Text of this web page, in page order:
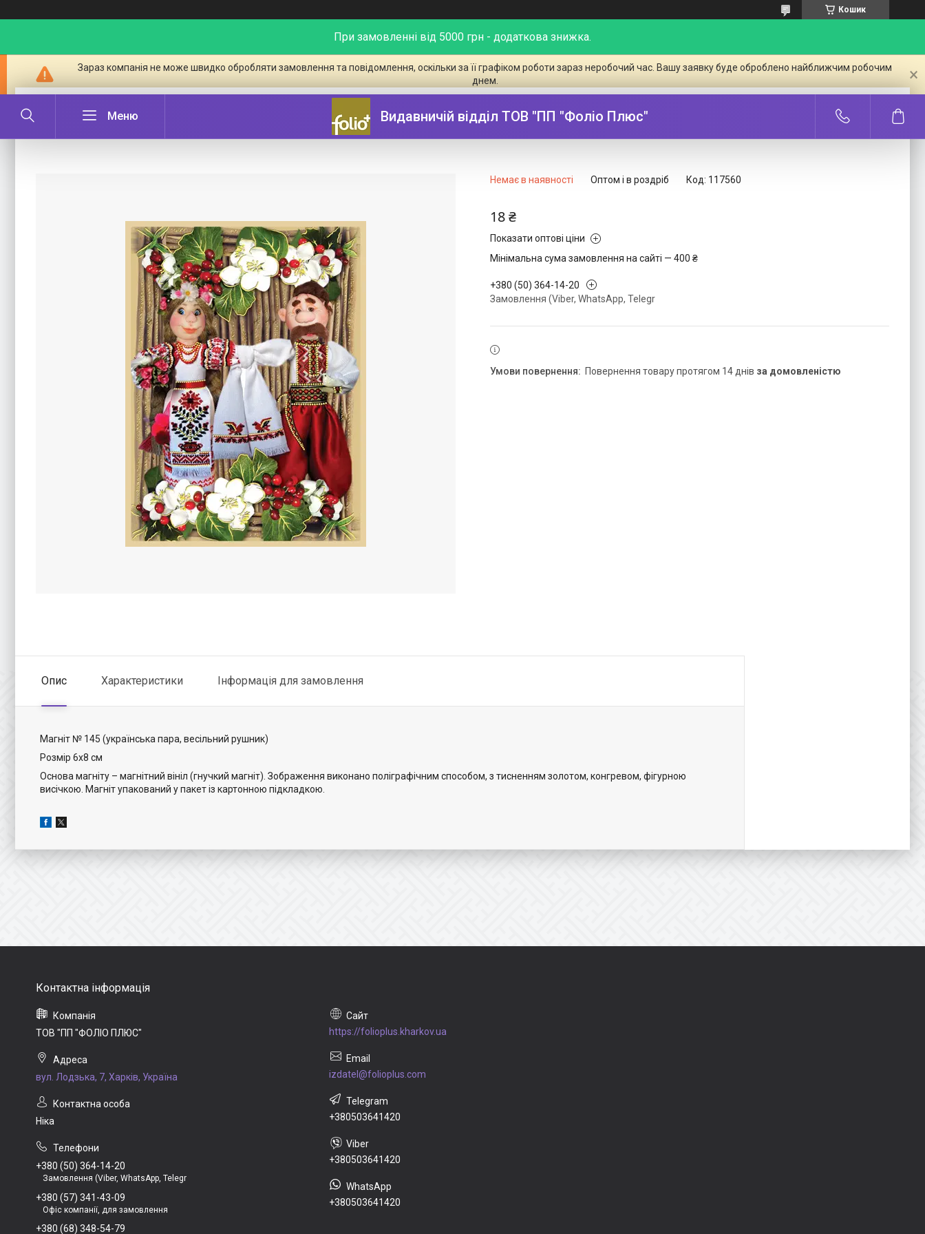
Кошик
При замовленні від 5000 грн - додаткова знижка.
Зараз компанія не може швидко обробляти замовлення та повідомлення, оскільки за її графіком роботи зараз неробочий час. Вашу заявку буде оброблено найближчим робочим
днем.
Видавничій відділ ТОВ "ПП "Фоліо Плюс"
Магніт № 145 українська пара, союзний рушник
Немає в наявності Оптом і в роздріб Код: 117560
18 ₴
Показати оптові ціни
Мінімальна сума замовлення на сайті — 400 ₴
+380 (50) 364-14-20
Замовлення (Viber, WhatsApp, Telegr
повернення товару протягом 14 днів за домовленістю
Опис Характеристики Інформація для замовлення
Магніт № 145 (українська пара, весільний рушник)
Розмір 6х8 см
Основа магніту – магнітний вініл (гнучкий магніт). Зображення виконано поліграфічним способом, з тисненням золотом, конгревом, фігурною
висічкою. Магніт упакований у пакет із картонною підкладкою.
ТОВ "ПП "ФОЛІО ПЛЮС"
вул. Лодзька, 7, Харків, Україна
Ніка
+380 (50) 364-14-20
Замовлення (Viber, WhatsApp, Telegr
+380 (57) 341-43-09
Офіс компанії, для замовлення
+380 (68) 348-54-79
https://folioplus.kharkov.ua
izdatel@folioplus.com
+380503641420
+380503641420
+380503641420